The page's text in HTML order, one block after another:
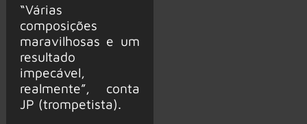
“Várias
composições
maravilhosas e um
resultado
impecável,
realmente”, conta
JP (trompetista).